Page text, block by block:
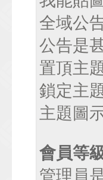
全域公
公告是
置頂主
鎖定主
主題圖
會員等
管理員